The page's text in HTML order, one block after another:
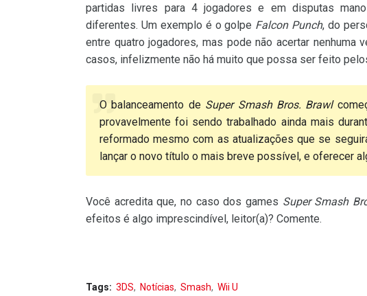
partidas livres para 4 jogadores e em disputas
diferentes. Um exemplo é o golpe Falcon Punch, do
entre quatro jogadores, mas pode não acertar
casos, infelizmente não há muito que possa ser feito
O balanceamento de Super Smash Bros. Brawl
provavelmente foi sendo trabalhado ainda mais
reformado mesmo com as atualizações que se
lançar o novo título o mais breve possível, e oferecer
Você acredita que, no caso dos games Super Smash
efeitos é algo imprescindível, leitor(a)? Comente.
Tags: 3DS Notícias Smash Wii U